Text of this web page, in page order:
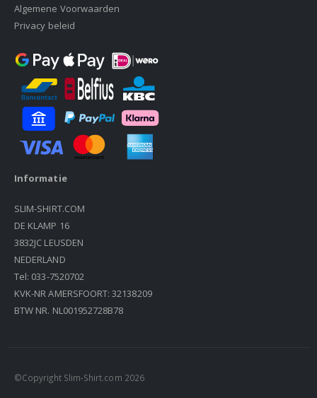
Algemene Voorwaarden
Privacy beleid
Informatie
SLIM-SHIRT.COM
DE KLAMP 16
3832JC LEUSDEN
NEDERLAND
Tel: 033-7520702
KVK-NR AMERSFOORT: 32138209
BTW NR. NL001952728B78
©Copyright Slim-Shirt.com 2026